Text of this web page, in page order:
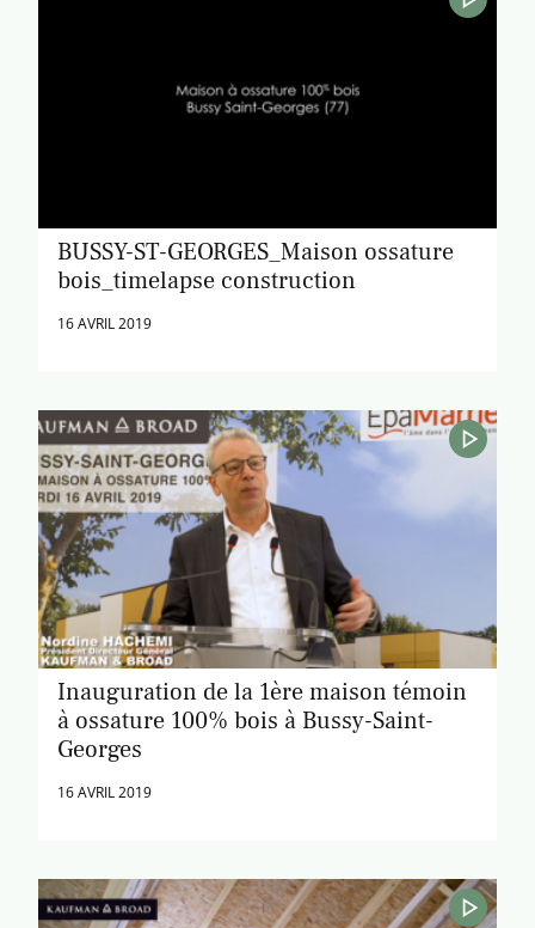
BUSSY-ST-GEORGES_Maison ossature
bois_timelapse construction
16 AVRIL 2019
Inauguration de la 1ère maison témoin
à ossature 100% bois à Bussy-Saint-
Georges
16 AVRIL 2019